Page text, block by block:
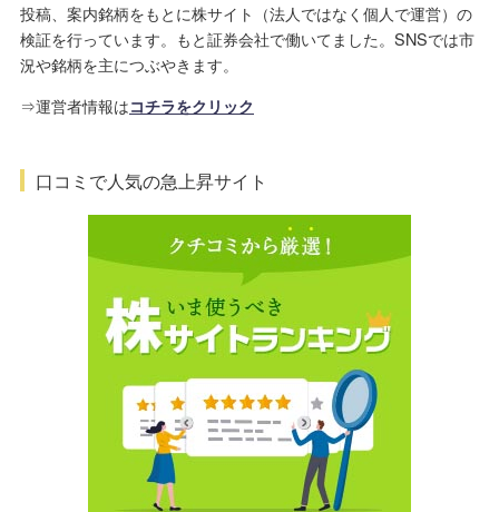
投稿、案内銘柄をもとに株サイト（法人ではなく個人で運営）の
検証を行っています。もと証券会社で働いてました。SNSでは市
況や銘柄を主につぶやきます。
⇒運営者情報はコチラをクリック
口コミで人気の急上昇サイト